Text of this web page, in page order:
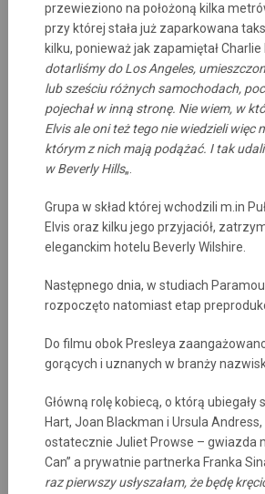
przewieziono na położoną kilka
przy której stała już zaparkowana
kilku, ponieważ jak zapamiętał Charlie
dotarliśmy do Los Angeles,
lub sześciu różnych samochodach,
pojechał w inną stronę. Nie wiem, w
Elvis ale oni też tego nie wiedzieli więc
którym z nich mają podążać. I tak
w Beverly Hills„.
Grupa w skład której wchodzili m.in
Elvis oraz kilku jego przyjaciół,
eleganckim hotelu Beverly Wilshire.
Następnego dnia, w studiach
rozpoczęto natomiast etap
Do filmu obok Presleya
gorących i uznanych w branży
Główną rolę kobiecą, o którą ubiegały
Hart, Joan Blackman i Ursula
ostatecznie Juliet Prowse – gwiazda
Can” a prywatnie partnerka Franka
raz pierwszy usłyszałam, że będę